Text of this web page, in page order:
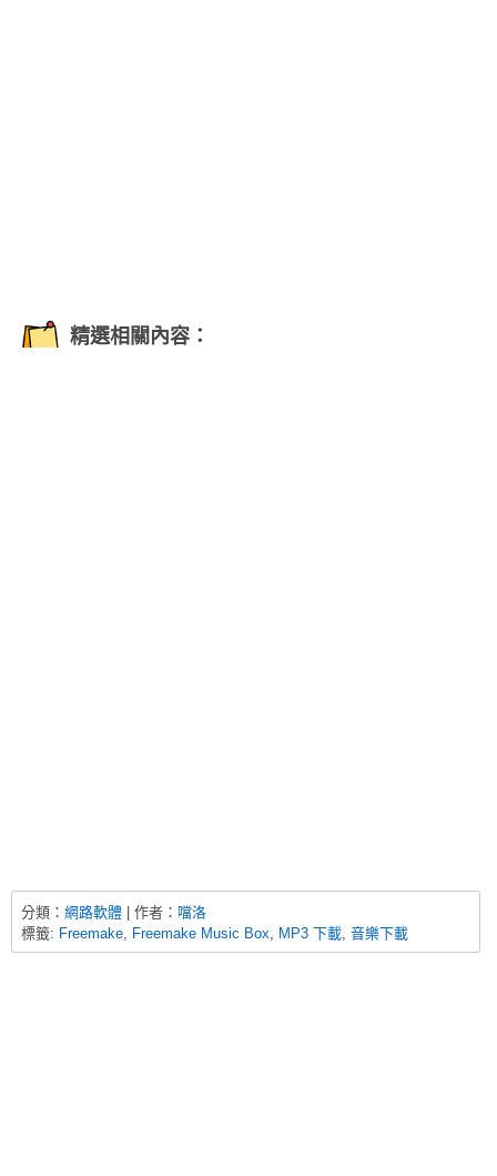
精選相關內容：
分類： 網路軟體 | 作者： 噹洛
標籤: Freemake Freemake Music Box MP3 下載 音樂下載